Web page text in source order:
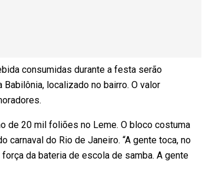
consumidas durante a festa serão
localizado no bairro. O valor
de 20 mil foliões no Leme. O bloco costuma
do Rio de Janeiro. “A gente toca, no
da bateria de escola de samba. A gente